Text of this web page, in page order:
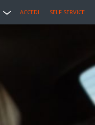
ACCEDI SELF SERVICE